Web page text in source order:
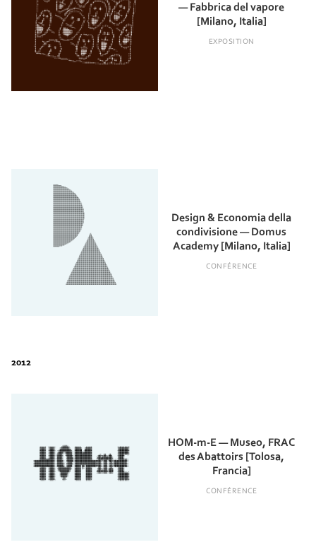
— Fabbrica del vapore
[Milano, Italia]
EXPOSITION
Design & Economia della
condivisione — Domus
Academy [Milano, Italia]
CONFÉRENCE
HOM-m-E — Museo, FRAC
des Abattoirs [Tolosa,
Francia]
CONFÉRENCE